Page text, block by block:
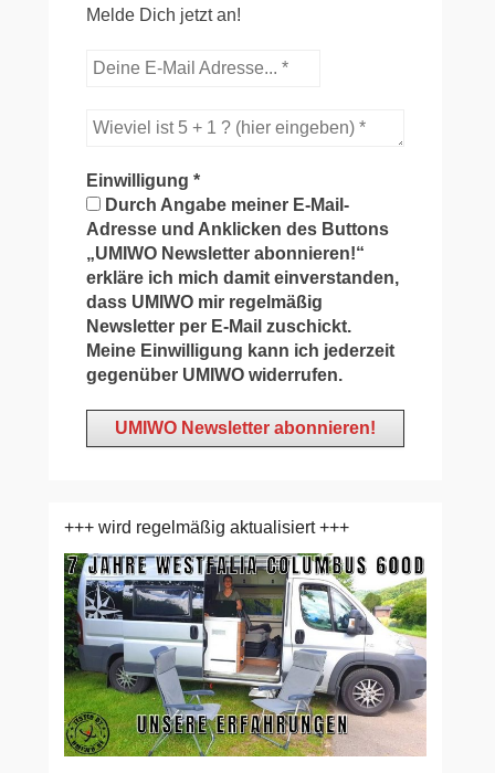
Melde Dich jetzt an!
Einwilligung*
Durch Angabe meiner E-Mail-
Adresse und Anklicken des Buttons
„UMIWO Newsletter abonnieren!“
erkläre ich mich damit einverstanden,
dass UMIWO mir regelmäßig
Newsletter per E-Mail zuschickt.
Meine Einwilligung kann ich jederzeit
gegenüber UMIWO widerrufen.
+++ wird regelmäßig aktualisiert +++